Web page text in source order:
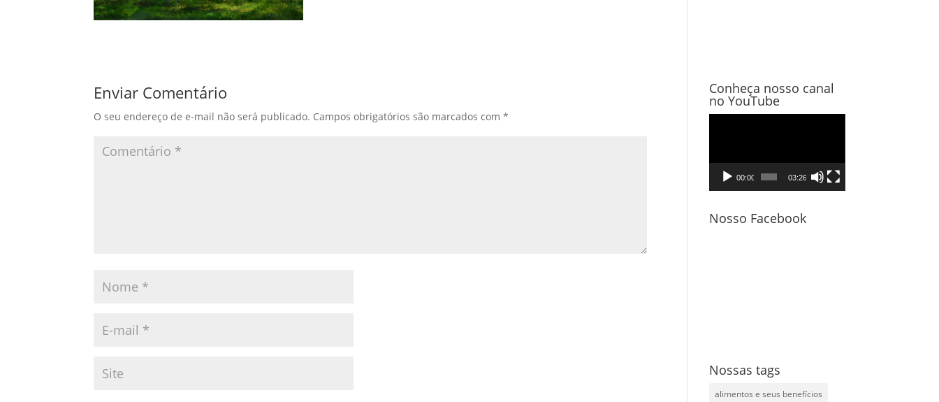
Enviar Comentário
O seu endereço de e-mail não será publicado. Campos obrigatórios são marcados com*
Conheça nosso canal
no YouTube
vídeo
00:00 03:26
Nosso Facebook
Nossas tags
alimentos e seus benefícios